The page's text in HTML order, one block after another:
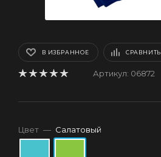
В ИЗБРАННОЕ СРАВНИТЬ
Артикул: 06872
Цвет — Салатовый